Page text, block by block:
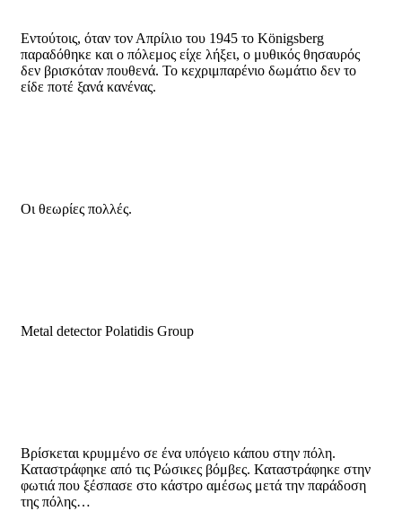
Εντούτοις, όταν τον Απρίλιο του 1945 το Königsberg
παραδόθηκε και ο πόλεμος είχε λήξει, ο μυθικός θησαυρός
δεν βρισκόταν πουθενά. Το κεχριμπαρένιο δωμάτιο δεν το
είδε ποτέ ξανά κανένας.
Οι θεωρίες πολλές.
Metal detector Polatidis Group
Βρίσκεται κρυμμένο σε ένα υπόγειο κάπου στην πόλη.
Καταστράφηκε από τις Ρώσικες βόμβες. Καταστράφηκε στην
φωτιά που ξέσπασε στο κάστρο αμέσως μετά την παράδοση
της πόλης…